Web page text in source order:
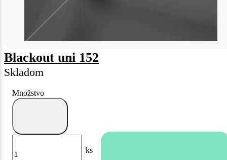
Blackout uni 152
Skladom
Množstvo
ks